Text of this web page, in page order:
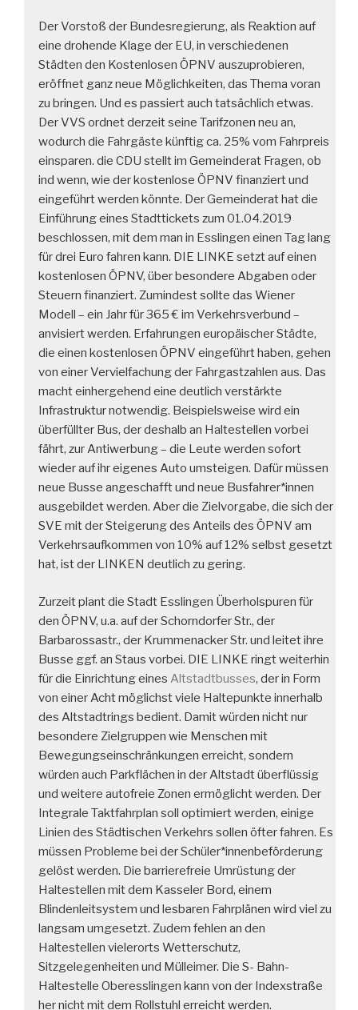
Der Vorstoß der Bundesregierung, als Reaktion auf
eine drohende Klage der EU, in verschiedenen
Städten den Kostenlosen ÖPNV auszuprobieren,
eröffnet ganz neue Möglichkeiten, das Thema voran
zu bringen. Und es passiert auch tatsächlich etwas.
Der VVS ordnet derzeit seine Tarifzonen neu an,
wodurch die Fahrgäste künftig ca. 25% vom Fahrpreis
einsparen. die CDU stellt im Gemeinderat Fragen, ob
ind wenn, wie der kostenlose ÖPNV finanziert und
eingeführt werden könnte. Der Gemeinderat hat die
Einführung eines Stadttickets zum 01.04.2019
beschlossen, mit dem man in Esslingen einen Tag lang
für drei Euro fahren kann. DIE LINKE setzt auf einen
kostenlosen ÖPNV, über besondere Abgaben oder
Steuern finanziert. Zumindest sollte das Wiener
Modell – ein Jahr für 365 € im Verkehrsverbund –
anvisiert werden. Erfahrungen europäischer Städte,
die einen kostenlosen ÖPNV eingeführt haben, gehen
von einer Vervielfachung der Fahrgastzahlen aus. Das
macht einhergehend eine deutlich verstärkte
Infrastruktur notwendig. Beispielsweise wird ein
überfüllter Bus, der deshalb an Haltestellen vorbei
fährt, zur Antiwerbung – die Leute werden sofort
wieder auf ihr eigenes Auto umsteigen. Dafür müssen
neue Busse angeschafft und neue Busfahrer*innen
ausgebildet werden. Aber die Zielvorgabe, die sich der
SVE mit der Steigerung des Anteils des ÖPNV am
Verkehrsaufkommen von 10% auf 12% selbst gesetzt
hat, ist der LINKEN deutlich zu gering.
Zurzeit plant die Stadt Esslingen Überholspuren für
den ÖPNV, u.a. auf der Schorndorfer Str., der
Barbarossastr., der Krummenacker Str. und leitet ihre
Busse ggf. an Staus vorbei. DIE LINKE ringt weiterhin
für die Einrichtung eines Altstadtbusses, der in Form
von einer Acht möglichst viele Haltepunkte innerhalb
des Altstadtrings bedient. Damit würden nicht nur
besondere Zielgruppen wie Menschen mit
Bewegungseinschränkungen erreicht, sondern
würden auch Parkflächen in der Altstadt überflüssig
und weitere autofreie Zonen ermöglicht werden. Der
Integrale Taktfahrplan soll optimiert werden, einige
Linien des Städtischen Verkehrs sollen öfter fahren. Es
müssen Probleme bei der Schüler*innenbeförderung
gelöst werden. Die barrierefreie Umrüstung der
Haltestellen mit dem Kasseler Bord, einem
Blindenleitsystem und lesbaren Fahrplänen wird viel zu
langsam umgesetzt. Zudem fehlen an den
Haltestellen vielerorts Wetterschutz,
Sitzgelegenheiten und Mülleimer. Die S- Bahn-
Haltestelle Oberesslingen kann von der Indexstraße
her nicht mit dem Rollstuhl erreicht werden.